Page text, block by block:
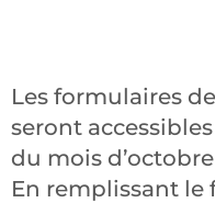
Les formulaires
seront
du mois d’octobre
En remplissant le